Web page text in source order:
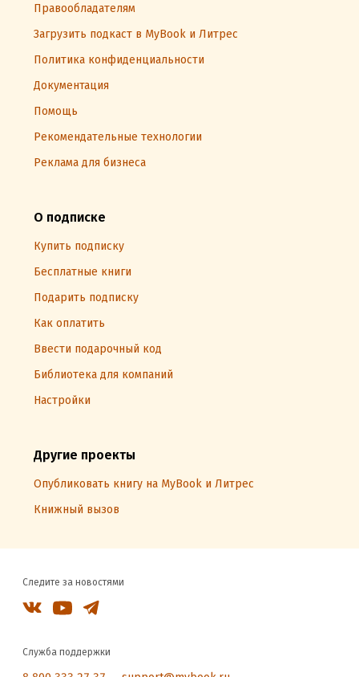
Правообладателям
Загрузить подкаст в MyBook и Литрес
Политика конфиденциальности
Документация
Помощь
Рекомендательные технологии
Реклама для бизнеса
О подписке
Купить подписку
Бесплатные книги
Подарить подписку
Как оплатить
Ввести подарочный код
Библиотека для компаний
Настройки
Другие проекты
Опубликовать книгу на MyBook и Литрес
Книжный вызов
Следите за новостями
Служба поддержки